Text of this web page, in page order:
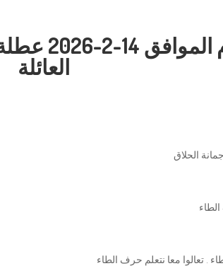
السبت
العائلة
الحلاق
. تعالوا معا نتعلم حرف الطاء